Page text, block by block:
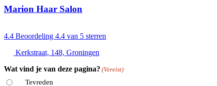
Marion Haar Salon
4.4 Beoordeling 4.4 van 5 sterren
Kerkstraat, 148, Groningen
Wat vind je van deze pagina? (Vereist)
Tevreden